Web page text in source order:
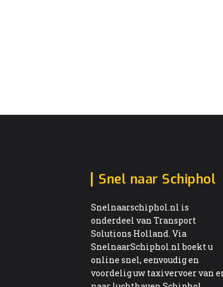
Snel naar Schiphol
Snelnaarschiphol.nl is
onderdeel van Transport
Solutions Holland. Via
SnelnaarSchiphol.nl boekt u
online snel, eenvoudig en
voordelig uw taxivervoer van